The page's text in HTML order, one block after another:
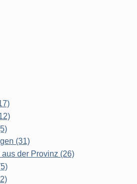
(31)
der Provinz (26)